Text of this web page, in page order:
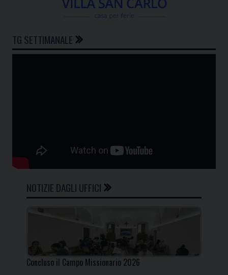
TG SETTIMANALE
NOTIZIE DAGLI UFFICI
Concluso il Campo Missionario 2026